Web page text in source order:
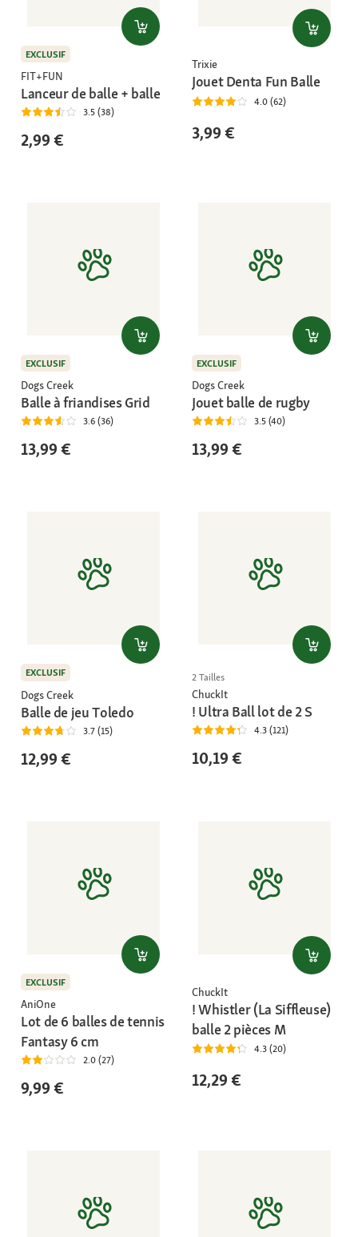
EXCLUSIF
FIT+FUN
Lanceur de balle + balle
3.5 (38)
2,99 €
Trixie
Jouet Denta Fun Balle
4.0 (62)
3,99 €
EXCLUSIF
Dogs Creek
Balle à friandises Grid
3.6 (36)
13,99 €
EXCLUSIF
Dogs Creek
Jouet balle de rugby
3.5 (40)
13,99 €
EXCLUSIF
Dogs Creek
Balle de jeu Toledo
3.7 (15)
12,99 €
2 Tailles
ChuckIt
! Ultra Ball lot de 2 S
4.3 (121)
10,19 €
EXCLUSIF
AniOne
Lot de 6 balles de tennis
Fantasy 6 cm
2.0 (27)
9,99 €
ChuckIt
! Whistler (La Siffleuse)
balle 2 pièces M
4.3 (20)
12,29 €